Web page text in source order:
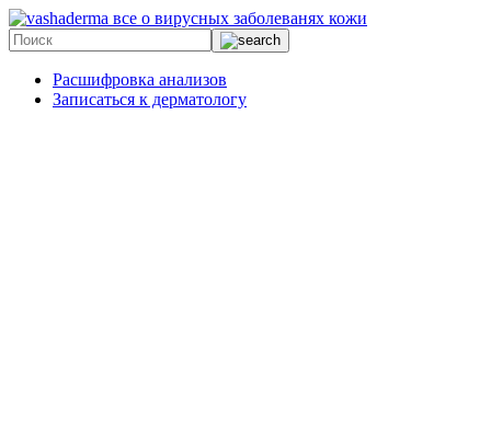
все о вирусных заболеванях кожи
Расшифровка анализов
Записаться к дерматологу